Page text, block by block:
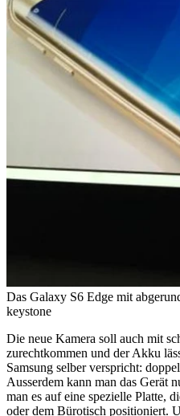
Das Galaxy S6 Edge mit
keystone
Die neue Kamera soll auch mit
zurechtkommen und der Akku
Samsung selber verspricht:
Ausserdem kann man das Gerät
man es auf eine spezielle Platte,
oder dem Bürotisch positioniert.